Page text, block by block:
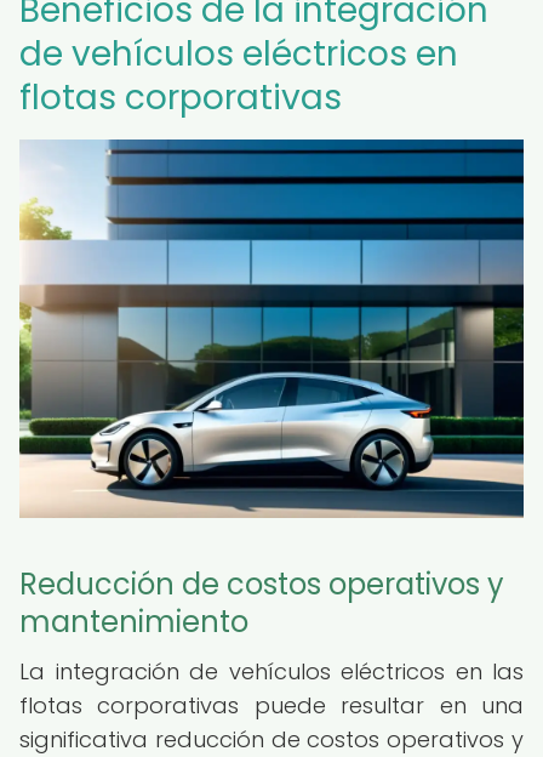
Beneficios de la integración
de vehículos eléctricos en
flotas corporativas
Reducción de costos operativos y
mantenimiento
La integración de vehículos eléctricos en las
flotas corporativas puede resultar en una
significativa reducción de costos operativos y